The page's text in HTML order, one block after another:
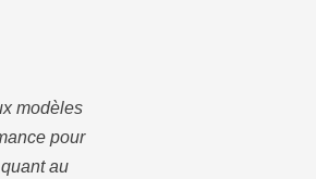
modèles
pour
au